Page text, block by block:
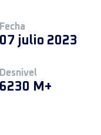
Fecha
07 julio 2023
Desnivel
6230 M+